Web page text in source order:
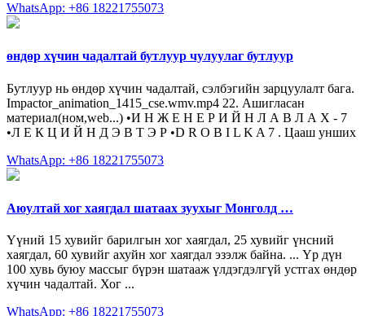
WhatsApp: +86 18221755073
өндөр хүчин чадалтай бутлуур чулуулаг бутлуур
Бутлуур нь өндөр хүчин чадалтай, сэлбэгийн зарцуулалт бага.
Impactor_animation_1415_cse.wmv.mp4 22. Ашигласан
материал(ном,web...) •И Н Ж Е Н Е Р И Й Н Л А В Л А Х - 7
•Л Е К Ц И Й Н Д Э В Т Э Р •D R O B I L K A 7 . Цааш унших
WhatsApp: +86 18221755073
Аюултай хог хаягдал шатаах зуухыг Монголд …
Үүний 15 хувийг барилгын хог хаягдал, 25 хувийг үнсний
хаягдал, 60 хувийг ахуйн хог хаягдал эзэлж байна. ... Үр дүн
100 хувь буюу массыг бүрэн шатааж үлдэгдэлгүй устгах өндөр
хүчин чадалтай. Хог ...
WhatsApp: +86 18221755073